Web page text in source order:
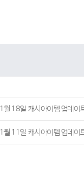
1월 18일 캐시아이템 업데
1월 11일 캐시아이템 업데